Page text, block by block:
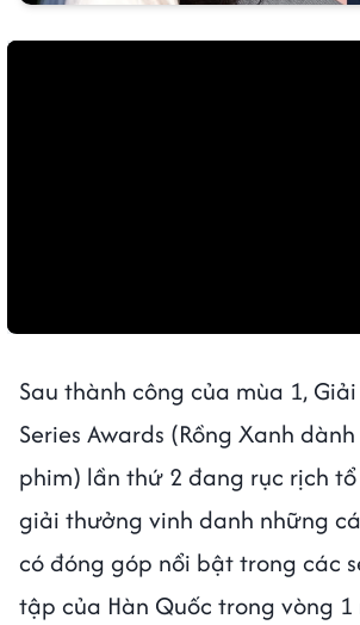
Sau thành công của mùa 1,
Series Awards (Rồng Xanh
phim) lần thứ 2 đang rục rịch
giải thưởng vinh danh những
có đóng góp nổi bật trong các
tập của Hàn Quốc trong vòng